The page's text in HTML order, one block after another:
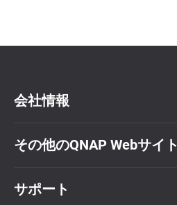
会社情報
その他のQNAP Webサイト
サポート